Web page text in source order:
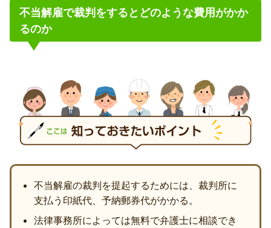
不当解雇で裁判をするとどのような費用がかか
るのか
不当解雇の裁判を提起するためには、裁判所に
支払う印紙代、予納郵券代がかかる。
法律事務所によっては無料で弁護士に相談でき